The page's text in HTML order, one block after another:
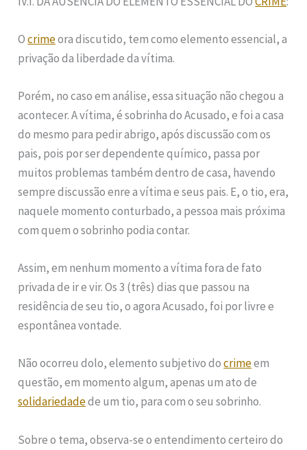
Ocrimeora discutido, tem como elemento essencial, a
privação da liberdade da vítima.
Porém, no caso em análise, essa situação não chegou a
acontecer. A vítima, é sobrinha do Acusado, e foi a casa
do mesmo para pedir abrigo, após discussão com os
pais, pois por ser dependente químico, passa por
muitos problemas também dentro de casa, havendo
sempre discussão enre a vítima e seus pais. E, o tio, era,
naquele momento conturbado, a pessoa mais próxima
com quem o sobrinho podia contar.
Assim, em nenhum momento a vítima fora de fato
privada de ir e vir. Os 3 (três) dias que passou na
residência de seu tio, o agora Acusado, foi por livre e
espontânea vontade.
Não ocorreu dolo, elemento subjetivo docrimeem
questão, em momento algum, apenas um ato de
solidariedadede um tio, para com o seu sobrinho.
Sobre o tema, observa-se o entendimento certeiro do